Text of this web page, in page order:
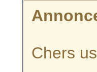
Chers